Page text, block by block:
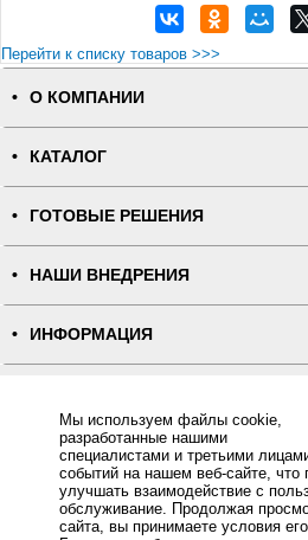
Мы используем файлы cookie,
разработанные нашими
специалистами и третьими
событий на нашем веб-сайте, что
улучшать взаимодействие с
обслуживание. Продолжая
сайта, вы принимаете условия
Перейти к списку товаров >>>
О КОМПАНИИ
КАТАЛОГ
ГОТОВЫЕ РЕШЕНИЯ
НАШИ ВНЕДРЕНИЯ
ИНФОРМАЦИЯ
ПОЛНАЯ ВЕРСИЯ
Интернет-магазин "ПОСЛЭНД" - торгового оборудования,
торговли, расходных
Все права защищены, ООО
Политика